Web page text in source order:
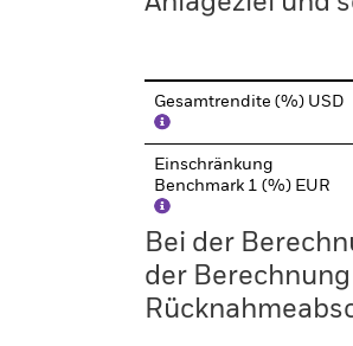
Gesamtrendite (%) USD
Einschränkung
Benchmark 1 (%) EUR
Bei der
der